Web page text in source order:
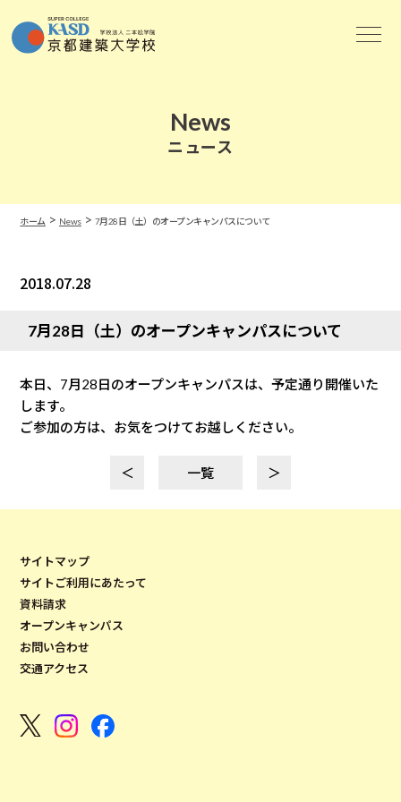
News
ニュース
ホーム > News> 7月28日（土）のオープンキャンパスについて
2018.07.28
7月28日（土）のオープンキャンパスについて
本日、7月28日のオープンキャンパスは、予定通り開催いた
します。
ご参加の方は、お気をつけてお越しください。
＜ 一覧 ＞
サイトマップ
サイトご利用にあたって
資料請求
オープンキャンパス
お問い合わせ
交通アクセス